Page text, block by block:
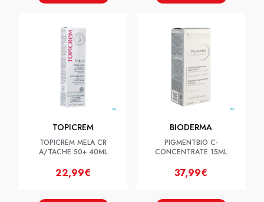
TOPICREM
TOPICREM MELA CR
A/TACHE 50+ 40ML
22,99€
BIODERMA
PIGMENTBIO C-
CONCENTRATE 15ML
37,99€